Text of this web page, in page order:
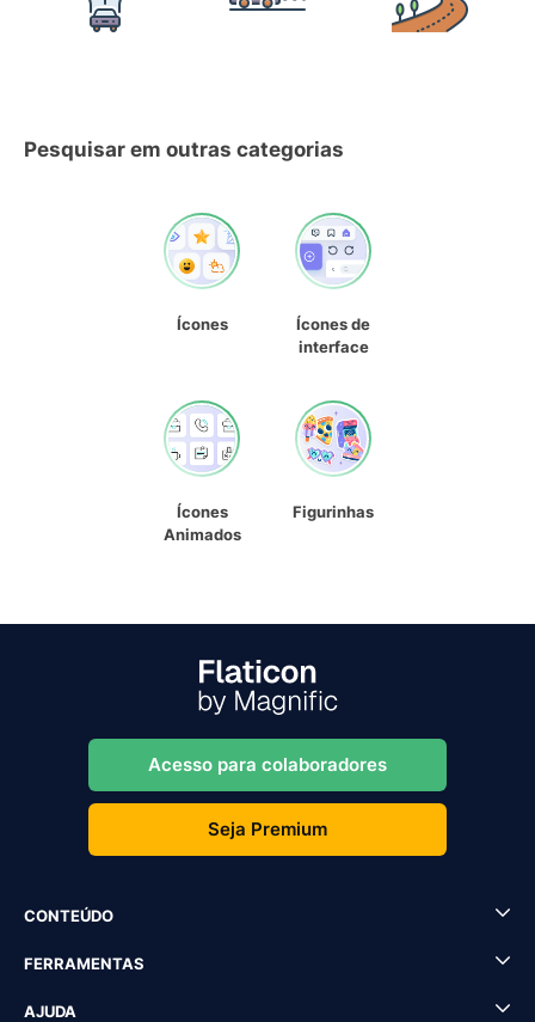
Pesquisar em outras categorias
Ícones
Ícones de
interface
Ícones
Animados
Figurinhas
Acesso para colaboradores
Seja Premium
CONTEÚDO
FERRAMENTAS
AJUDA